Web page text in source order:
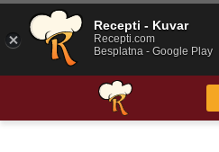
Recepti - Kuvar
Recepti.com
Besplatna - Google Play